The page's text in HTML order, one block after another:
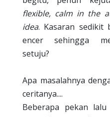
flexible, calm in the
idea. Kasaran sedikit
encer sehingga
setuju?
Apa masalahnya
ceritanya....
Beberapa pekan